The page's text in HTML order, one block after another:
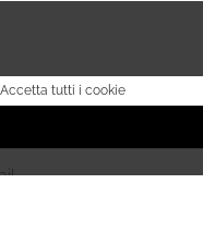
Accetta tutti i cookie